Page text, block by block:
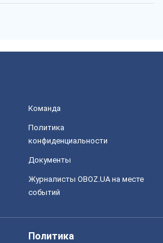
Команда
Политика
конфиденциальности
Документы
Журналисты OBOZ.UA на месте
событий
Политика